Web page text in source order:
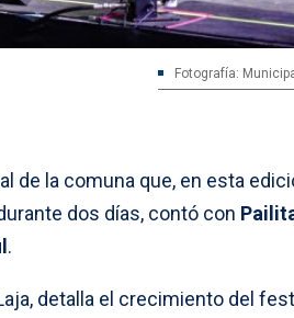
Fotografía:
de la comuna que, en esta
dos días, contó con
.
detalla el crecimiento del